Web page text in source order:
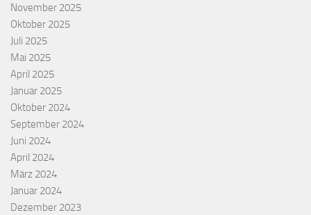
November 2025
Oktober 2025
Juli 2025
Mai 2025
April 2025
Januar 2025
Oktober 2024
September 2024
Juni 2024
April 2024
März 2024
Januar 2024
Dezember 2023